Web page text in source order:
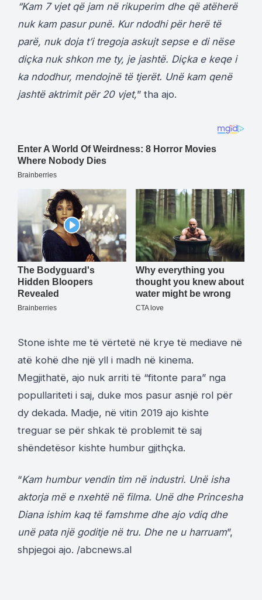
“Kam 7 vjet që jam në rikuperim dhe që atëherë
nuk kam pasur punë. Kur ndodhi për herë të
parë, nuk doja t’i tregoja askujt sepse e di nëse
diçka nuk shkon me ty, je jashtë. Diçka e keqe i
ka ndodhur, mendojnë të tjerët. Unë kam qenë
jashtë aktrimit për 20 vjet,” tha ajo.
Stone ishte me të vërtetë në krye të mediave në
atë kohë dhe një yll i madh në kinema.
Megjithatë, ajo nuk arriti të “fitonte para” nga
popullariteti i saj, duke mos pasur asnjë rol për
dy dekada. Madje, në vitin 2019 ajo kishte
treguar se për shkak të problemit të saj
shëndetësor kishte humbur gjithçka.
“Kam humbur vendin tim në industri. Unë isha
aktorja më e nxehtë në filma. Unë dhe Princesha
Diana ishim kaq të famshme dhe ajo vdiq dhe
unë pata një goditje në tru. Dhe ne u harruam”,
shpjegoi ajo. /abcnews.al